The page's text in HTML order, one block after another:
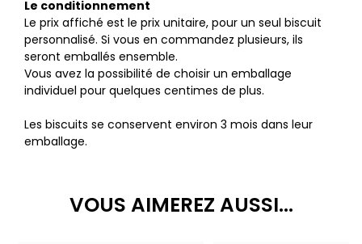
Le conditionnement
Le prix affiché est le prix unitaire, pour un seul biscuit
personnalisé. Si vous en commandez plusieurs, ils
seront emballés ensemble.
Vous avez la possibilité de choisir un emballage
individuel pour quelques centimes de plus.
Les biscuits se conservent environ 3 mois dans leur
emballage.
VOUS AIMEREZ AUSSI...